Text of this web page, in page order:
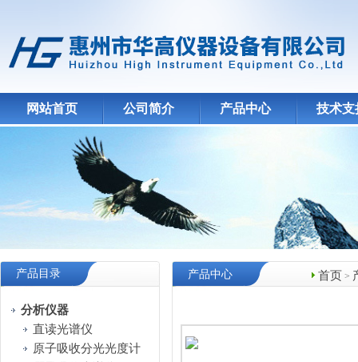
网站首页 公司简介 产品中心 技术支
产品目录
分析仪器
直读光谱仪
原子吸收分光光度计
首页 >
产品中心